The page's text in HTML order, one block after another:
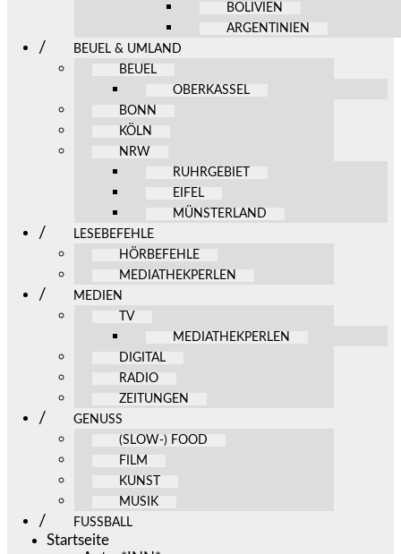
BOLIVIEN
ARGENTINIEN
BEUEL & UMLAND
BEUEL
OBERKASSEL
BONN
KÖLN
NRW
RUHRGEBIET
EIFEL
MÜNSTERLAND
LESEBEFEHLE
HÖRBEFEHLE
MEDIATHEKPERLEN
MEDIEN
TV
MEDIATHEKPERLEN
DIGITAL
RADIO
ZEITUNGEN
GENUSS
(SLOW-) FOOD
FILM
KUNST
MUSIK
FUSSBALL
Startseite